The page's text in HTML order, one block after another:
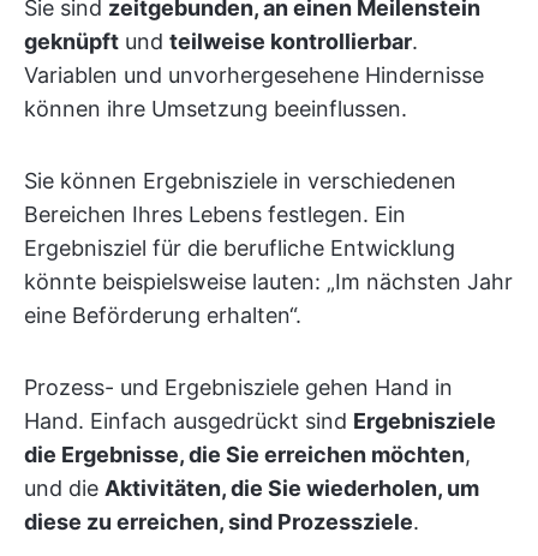
Sie sind zeitgebunden, an einen Meilenstein
geknüpft und teilweise kontrollierbar.
Variablen und unvorhergesehene Hindernisse
können ihre Umsetzung beeinflussen.
Sie können Ergebnisziele in verschiedenen
Bereichen Ihres Lebens festlegen. Ein
Ergebnisziel für die berufliche Entwicklung
könnte beispielsweise lauten: „Im nächsten Jahr
eine Beförderung erhalten“.
Prozess- und Ergebnisziele gehen Hand in
Hand. Einfach ausgedrückt sind Ergebnisziele
die Ergebnisse, die Sie erreichen möchten,
und die Aktivitäten, die Sie wiederholen, um
diese zu erreichen, sind Prozessziele.